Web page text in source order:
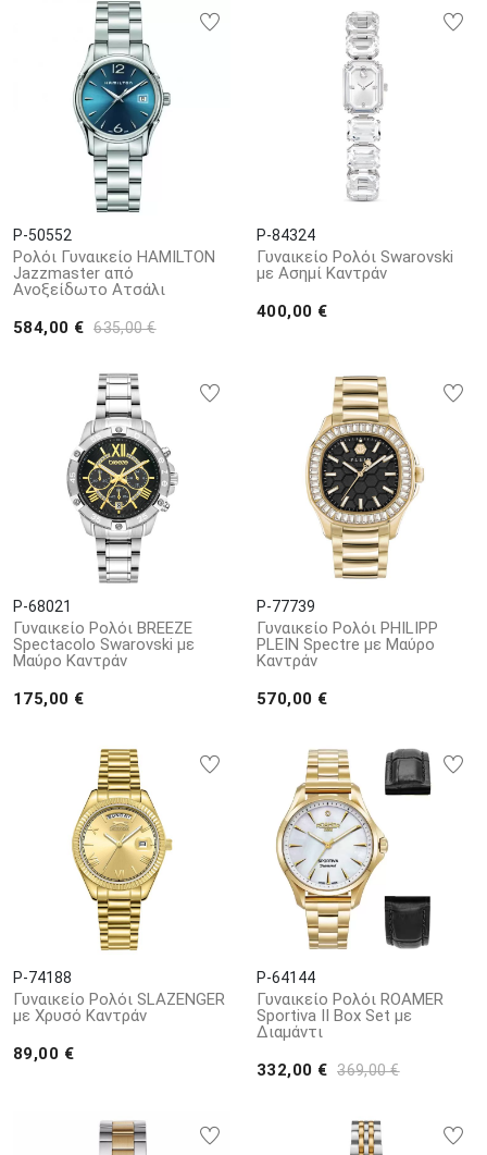
P-50552
Ρολόι Γυναικείο HAMILTON
Jazzmaster από
Ανοξείδωτο Ατσάλι
584,00 € 635,00 €
P-84324
Γυναικείο Ρολόι Swarovski
με Ασημί Καντράν
400,00 €
P-68021
Γυναικείο Ρολόι BREEZE
Spectacolo Swarovski με
Μαύρο Καντράν
175,00 €
P-77739
Γυναικείο Ρολόι PHILIPP
PLEIN Spectre με Μαύρο
Καντράν
570,00 €
P-74188
Γυναικείο Ρολόι SLAZENGER
με Χρυσό Καντράν
89,00 €
P-64144
Γυναικείο Ρολόι ROAMER
Sportiva II Box Set με
Διαμάντι
332,00 € 369,00 €